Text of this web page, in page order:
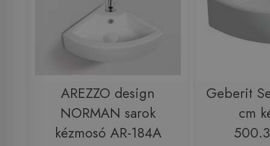
AREZZO design
NORMAN sarok
kézmosó AR-184A
Geberit
cm